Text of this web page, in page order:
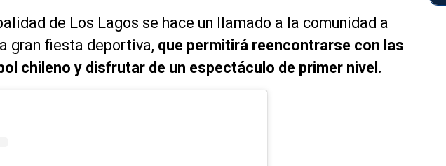
de Los Lagos se hace un llamado a la comunidad a
gran fiesta deportiva, que permitirá reencontrarse con las
chileno y disfrutar de un espectáculo de primer nivel.